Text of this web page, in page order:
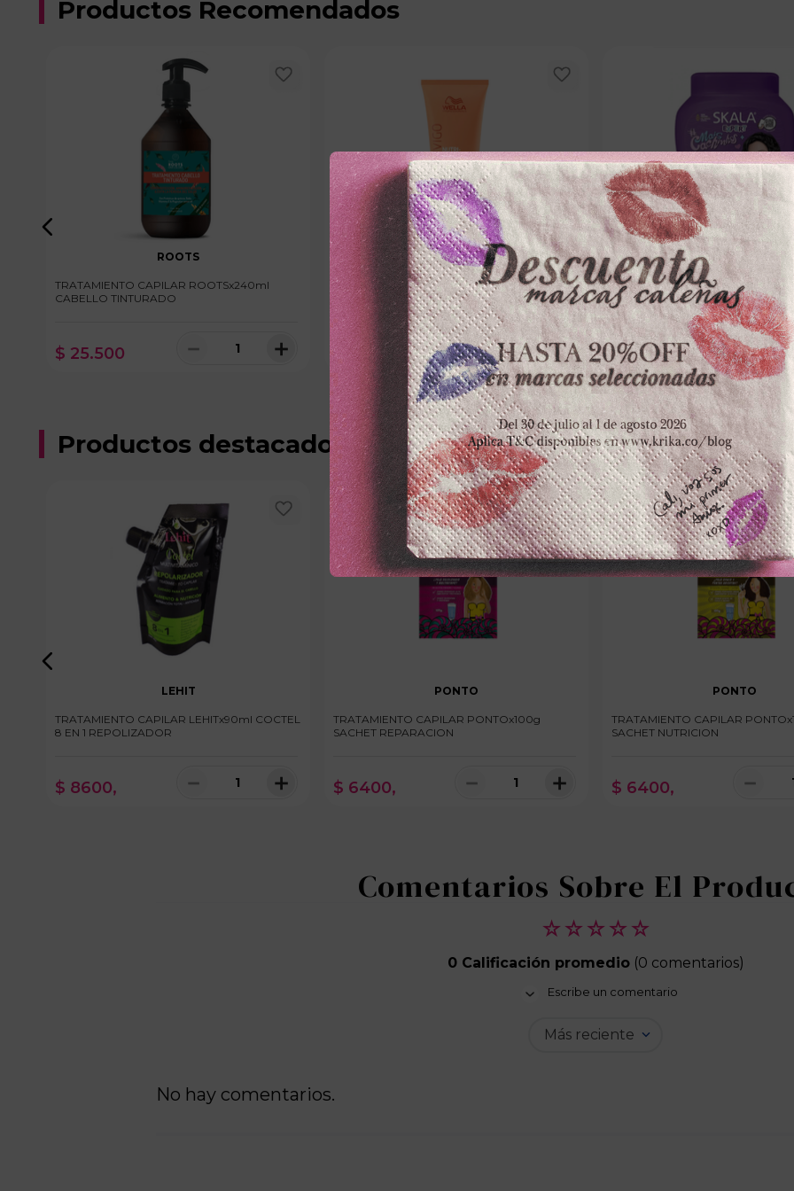
Productos Recomendados
ROOTS
TRATAMIENTO CAPILAR ROOTSx240ml
CABELLO TINTURADO
$ 25.500 ＋
－
WELLA
MASCARILLA CAPILAR WELLAx30ml INVIGO
RI ENRICH
$ 24.700 ＋
－
100 disponibles
SKALA
TRATAMIENTO CAPILAR
CACHINHOS
$ 29.900 －
Productos destacados
LEHIT
TRATAMIENTO CAPILAR LEHITx90ml COCTEL
8 EN 1 REPOLIZADOR
$ 8600, ＋
－
PONTO
TRATAMIENTO CAPILAR PONTOx100g
SACHET REPARACION
$ 6400, ＋
－
PONTO
TRATAMIENTO CAPILAR
SACHET NUTRICION
$ 6400, －
☆ ☆ ☆ ☆ ☆
0 Calificación promedio (0 comentarios)
Escribe un comentario
Más reciente
No hay comentarios.